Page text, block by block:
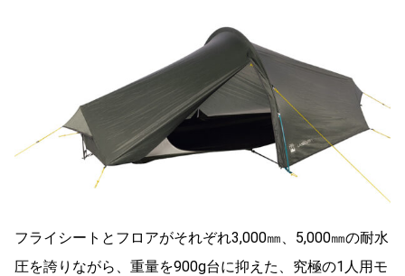
フライシートとフロアがそれぞれ3,000㎜、5,000㎜の耐水
圧を誇りながら、重量を900g台に抑えた、究極の1人用モ